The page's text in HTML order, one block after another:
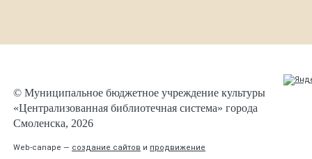
© Муниципальное бюджетное учреждение культуры
«Централизованная библиотечная система» города
Смоленска, 2026
Web-canape — создание сайтов и продвижение